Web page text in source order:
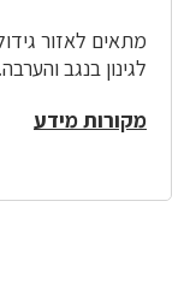
מתאים לאזור
לגינון בנגב והערבה.
מקורות מידע